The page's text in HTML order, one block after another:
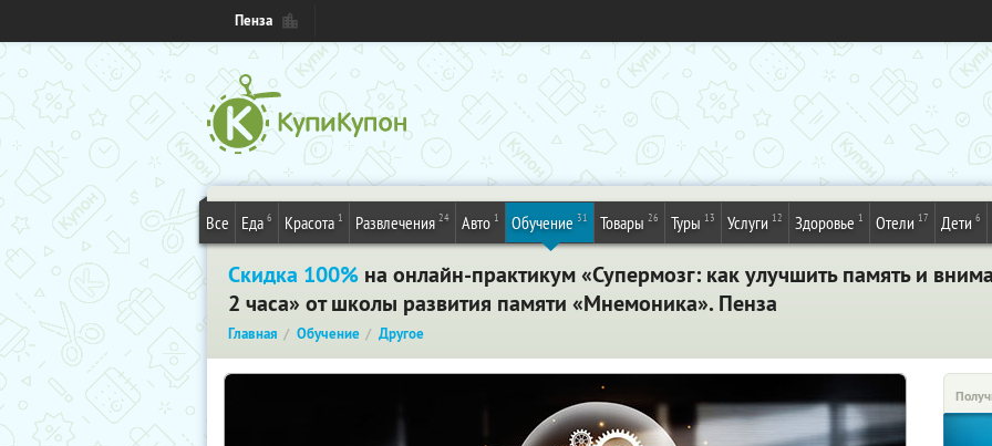
Пенза
Все Еда 6 Красота 1 Развлечения 24 Авто 1 Обучение 31 Товары 26 Туры 13 Услуги 12 Здоровье 1 Отели 17 Дети 6
Скидка 100% на онлайн-практикум «Супермозг: как улучшить память и
2 часа» от школы развития памяти «Мнемоника». Пенза
Главная Обучение Другое